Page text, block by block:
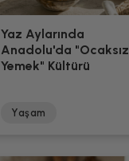
Yaz Aylarında
Anadolu'da "Ocaksız
Yemek" Kültürü
Yaşam